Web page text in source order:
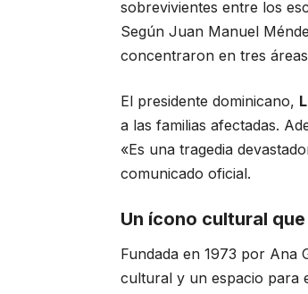
sobrevivientes entre los
Según Juan Manuel
concentraron en tres
El presidente dominicano,
a las familias afectadas.
«Es una tragedia
comunicado oficial.
Un ícono cultural
Fundada en 1973 por Ana
cultural y un espacio para